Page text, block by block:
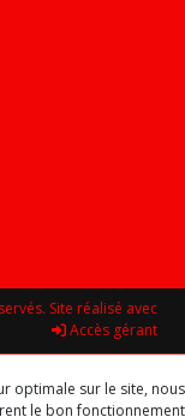
Site réalisé avec
Accès gérant
optimale sur le site, nous
le bon fonctionnement